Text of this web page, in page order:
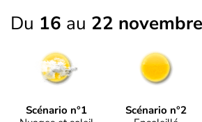
Du 16 au 22 novembre
Scénario n°1
Scénario n°2